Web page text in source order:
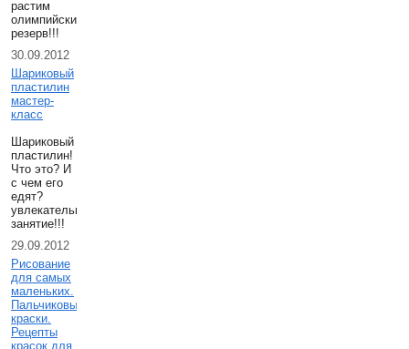
растим
олимпийский
резерв!!!
30.09.2012
Шариковый
пластилин
мастер-
класс
Шариковый
пластилин!
Что это? И
с чем его
едят?
увлекательнешее
занятие!!!
29.09.2012
Рисование
для самых
маленьких.
Пальчиковые
краски.
Рецепты
красок для